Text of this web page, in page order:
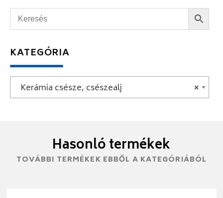
KATEGÓRIA
×
Kerámia csésze, csészealj
Hasonló termékek
TOVÁBBI TERMÉKEK EBBŐL A KATEGÓRIÁBÓL